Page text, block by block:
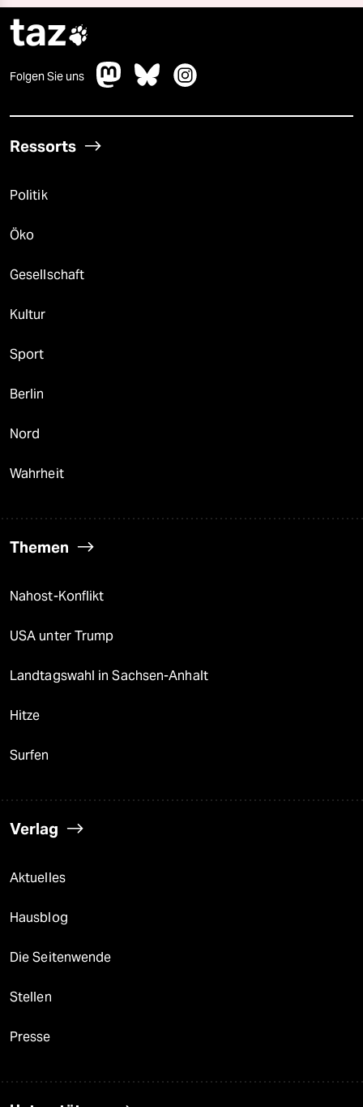
taz
Folgen Sie uns
Ressorts
Politik
Öko
Gesellschaft
Kultur
Sport
Berlin
Nord
Wahrheit
Themen
Nahost-Konflikt
USA unter Trump
Landtagswahl in Sachsen-Anhalt
Hitze
Surfen
Verlag
Aktuelles
Hausblog
Die Seitenwende
Stellen
Presse